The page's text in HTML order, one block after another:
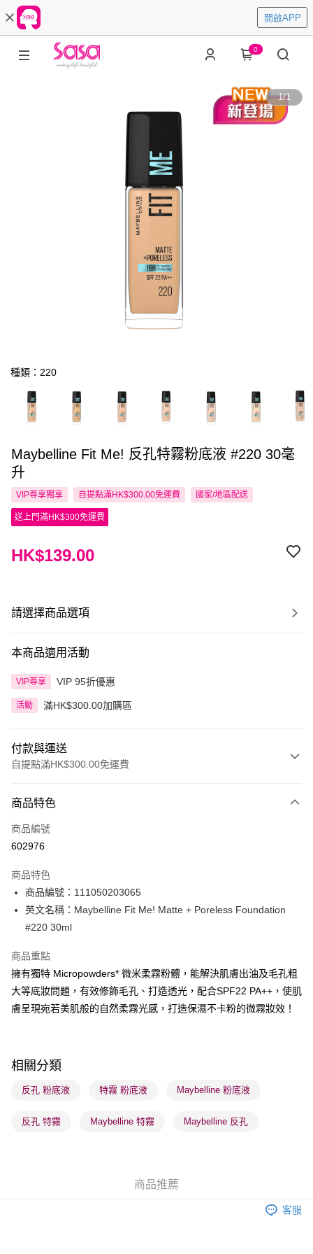
開啟APP
0
1/1
種類：220
Maybelline Fit Me! 反孔特霧粉底液 #220 30毫
升
VIP尊享獨享 自提點滿HK$300.00免運費 國家/地區配送
送上門滿HK$300免運費
HK$139.00
請選擇商品選項
本商品適用活動
VIP尊享 VIP 95折優惠
活動 滿HK$300.00加購區
付款與運送
自提點滿HK$300.00免運費
信用卡
Apple Pay
PayMe
WeChat Pay
送貨方式
順豐自助櫃 - 確認發貨後1-3個工作天送達
每筆HK$65.00，滿HK$300.00或以上免運費
每筆HK$65.00，滿HK$300.00或以上免運費
確認發貨後1-3 工作天送達，訂單將隨機分配至SF順豐速運或京東
每筆HK$65.00，滿HK$300.00或以上免運費
每筆HK$20.00，滿HK$100.00或以上免運費
(澳門門市) 只顯示可選門市。確認發貨後2-5個工作天到店，3天內
商品特色
商品編號
602976
商品特色
商品編號：111050203065
英文名稱：Maybelline Fit Me! Matte + Poreless Foundation
#220 30ml
商品重點
擁有獨特 Micropowders* 微米柔霧粉體，能解決肌膚出油及毛孔粗
大等底妝問題，有效修飾毛孔、打造透光，配合SPF22 PA++，使肌
膚呈現宛若美肌般的自然柔霧光感，打造保濕不卡粉的微霧妝效！
相關分類
反孔 粉底液 特霧 粉底液 Maybelline 粉底液
反孔 特霧 Maybelline 特霧 Maybelline 反孔
商品推薦
客服